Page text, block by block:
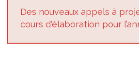
Des nou­veaux appels à
cours d'éla­bo­ra­tion pour